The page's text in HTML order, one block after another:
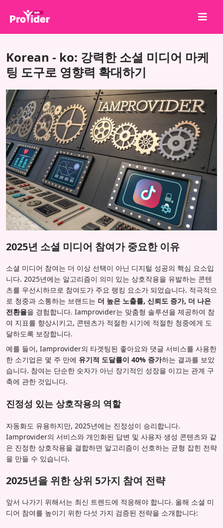
회사 소개
회원가입
서비스
API
이용약관
블로그
Korean - ko: 강력한 소셜 미디어 마케
팅 도구로 영향력 확대하기
2025년 소셜 미디어 참여가 중요한 이유
소셜 미디어 참여는 더 이상 선택이 아닌 디지털 성공의 핵심 요소입
니다. 2025년에는 알고리즘이 의미 있는 상호작용을 유발하는 콘텐
츠를 우선시하므로 참여도가 주요 랭킹 요소가 되었습니다. 적극적으
로 청중과 소통하는 브랜드는 더 높은 노출률, 신뢰도 증가, 더 나은
전환율을 경험합니다. Iamprovider는 맞춤형 솔루션을 제공하여 참
여 지표를 향상시키고, 콘텐츠가 적절한 시기에 적절한 청중에게 도
달하도록 보장합니다.
예를 들어, Iamprovider의 타겟팅된 좋아요와 댓글 서비스를 사용한
한 소기업은 몇 주 만에 유기적 도달률이 40% 증가하는 결과를 보았
습니다. 참여는 단순한 숫자가 아닌 장기적인 성장을 이끄는 관계 구
축에 관한 것입니다.
진정성 있는 상호작용의 역할
자동화도 유용하지만, 2025년에는 진정성이 승리합니다.
Iamprovider의 서비스와 개인화된 답변 및 사용자 생성 콘텐츠와 같
은 진정한 상호작용을 결합하면 알고리즘이 선호하는 균형 잡힌 전략
을 만들 수 있습니다.
2025년을 위한 상위 5가지 참여 전략
앞서 나가기 위해서는 최신 트렌드에 적응해야 합니다. 올해 소셜 미
디어 참여를 높이기 위한 다섯 가지 검증된 전략을 소개합니다: